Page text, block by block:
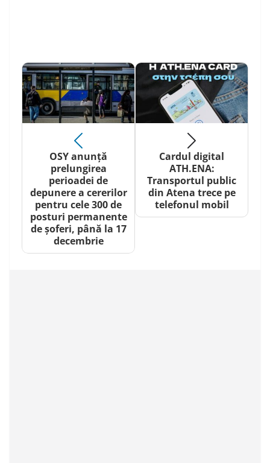
OSY anunță
prelungirea
perioadei de
depunere a cererilor
pentru cele 300 de
posturi permanente
de șoferi, până la 17
decembrie
Cardul digital
ATH.ENA:
Transportul public
din Atena trece pe
telefonul mobil